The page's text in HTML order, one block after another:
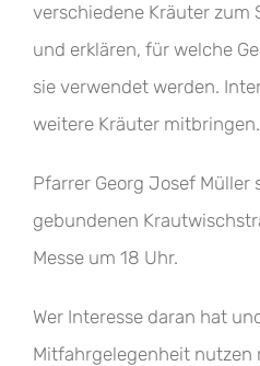
verschiedene Kräuter zum
und erklären, für welche
sie verwendet werden.
weitere Kräuter mitbringen.
Pfarrer Georg Josef Müller
gebundenen
Messe um 18 Uhr.
Wer Interesse daran hat
Mitfahrgelegenheit nutzen